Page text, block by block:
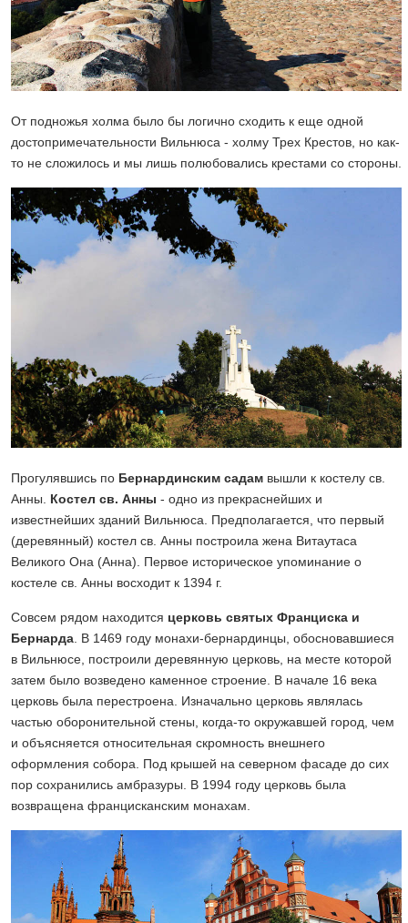
От подножья холма было бы логично сходить к еще одной
достопримечательности Вильнюса - холму Трех Крестов, но как-
то не сложилось и мы лишь полюбовались крестами со стороны.
Прогулявшись по Бернардинским садам вышли к костелу св.
Анны. Костел св. Анны - одно из прекраснейших и
известнейших зданий Вильнюса. Предполагается, что первый
(деревянный) костел св. Анны построила жена Витаутаса
Великого Она (Анна). Первое историческое упоминание о
костеле св. Анны восходит к 1394 г.
Совсем рядом находится церковь святых Франциска и
Бернарда . В 1469 году монахи-бернардинцы, обосновавшиеся
в Вильнюсе, построили деревянную церковь, на месте которой
затем было возведено каменное строение. В начале 16 века
церковь была перестроена. Изначально церковь являлась
частью оборонительной стены, когда-то окружавшей город, чем
и объясняется относительная скромность внешнего
оформления собора. Под крышей на северном фасаде до сих
пор сохранились амбразуры. В 1994 году церковь была
возвращена францисканским монахам.